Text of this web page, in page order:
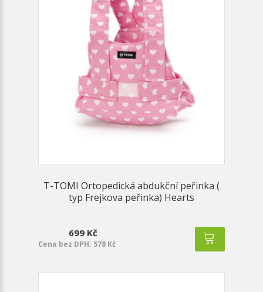
T-TOMI Ortopedická abdukční peřinka (
typ Frejkova peřinka) Hearts
699 Kč
Cena bez DPH: 578 Kč